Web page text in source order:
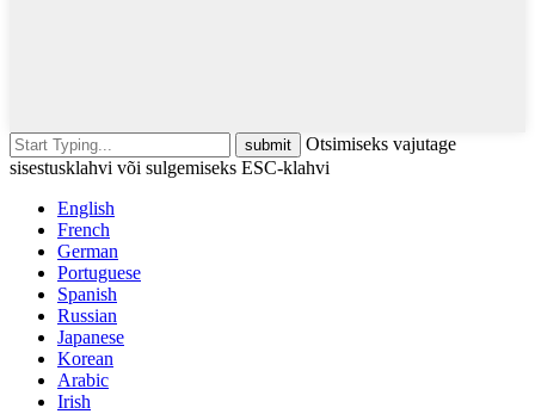
Otsimiseks vajutage
sisestusklahvi või sulgemiseks ESC-klahvi
English
French
German
Portuguese
Spanish
Russian
Japanese
Korean
Arabic
Irish